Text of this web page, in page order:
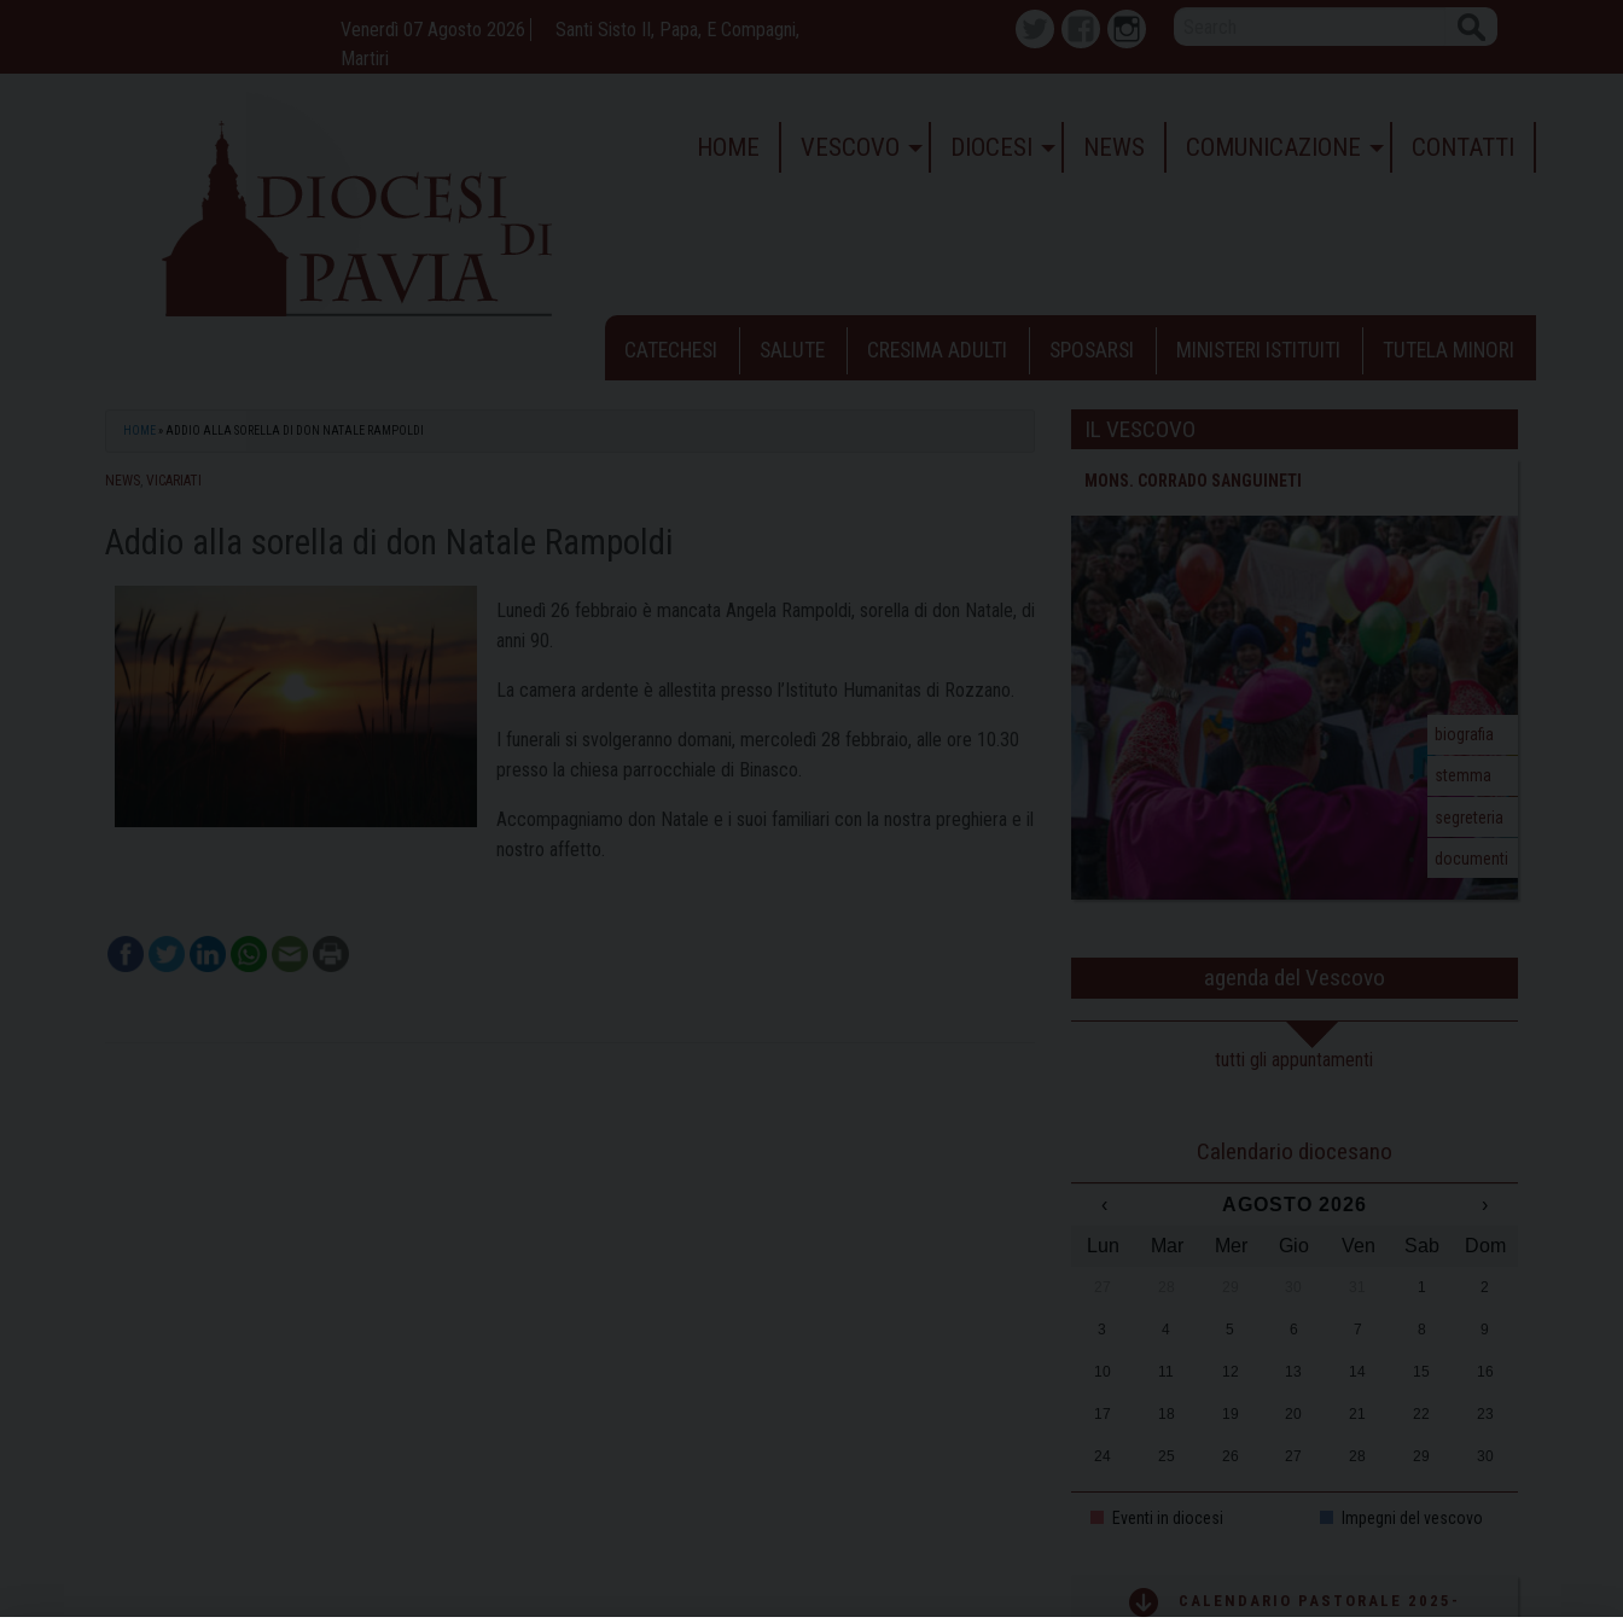
content
Venerdì 07 Agosto 2026
Santi Sisto II, Papa, E Compagni,
Martiri
Twitter FacebookInstagram
HOME VESCOVO DIOCESI NEWS COMUNICAZIONE CONTATTI
CATECHESI SALUTE CRESIMA ADULTI SPOSARSI MINISTERI ISTITUITI TUTELA MINORI
HOME » ADDIO ALLA SORELLA DI DON NATALE RAMPOLDI
NEWS VICARIATI
Addio alla sorella di don Natale Rampoldi
Lunedì 26 febbraio è mancata Angela Rampoldi, sorella di don Natale, di
anni 90.
La camera ardente è allestita presso l’Istituto Humanitas di Rozzano.
I funerali si svolgeranno domani, mercoledì 28 febbraio, alle ore 10.30
presso la chiesa parrocchiale di Binasco.
Accompagniamo don Natale e i suoi familiari con la nostra preghiera e il
nostro affetto.
IL VESCOVO
MONS. CORRADO SANGUINETI
biografia
stemma
segreteria
documenti
agenda del Vescovo
tutti gli appuntamenti
Calendario diocesano
‹ AGOSTO 2026
›
Lun
Mar Mer Gio Ven Sab Dom
1 2
3 4 5 6 7 8 9
10 11 12 13 14 15 16
17 18 19 20 21 22 23
24 25 26 27 28 29 30
Eventi in diocesi Impegni del vescovo
CALENDARIO PASTORALE 2025-